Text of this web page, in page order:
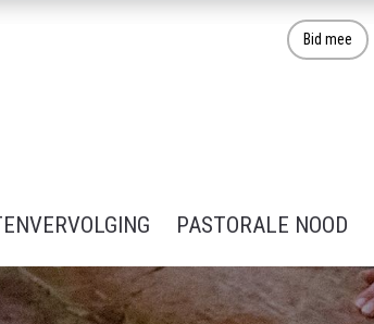
Bid mee
PASTORALE NOOD